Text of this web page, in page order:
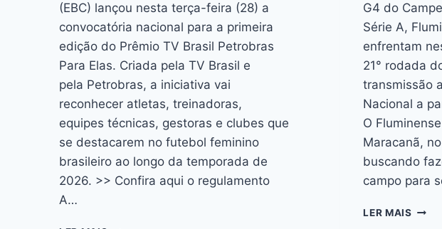
(EBC) lançou nesta terça-feira (28) a
convocatória nacional para a primeira
edição do Prêmio TV Brasil Petrobras
Para Elas. Criada pela TV Brasil e
pela Petrobras, a iniciativa vai
reconhecer atletas, treinadoras,
equipes técnicas, gestoras e clubes que
se destacarem no futebol feminino
brasileiro ao longo da temporada de
2026. >> Confira aqui o regulamento
A…
G4 do
Série A,
enfrentam
21° rodada
transmissão
Nacional a
O
Maracanã,
buscando
campo para
LER MAIS